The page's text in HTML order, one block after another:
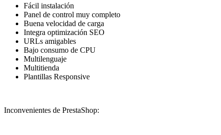
Fácil instalación
Panel de control muy completo
Buena velocidad de carga
Integra optimización SEO
URLs amigables
Bajo consumo de CPU
Multilenguaje
Multitienda
Plantillas Responsive
Inconvenientes de PrestaShop: